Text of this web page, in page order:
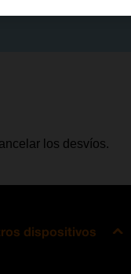
los desvíos.
dispositivos